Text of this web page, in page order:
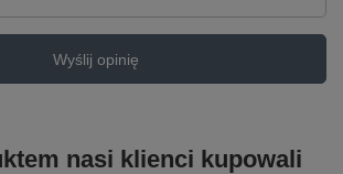
Wyślij opinię
nasi klienci kupowali